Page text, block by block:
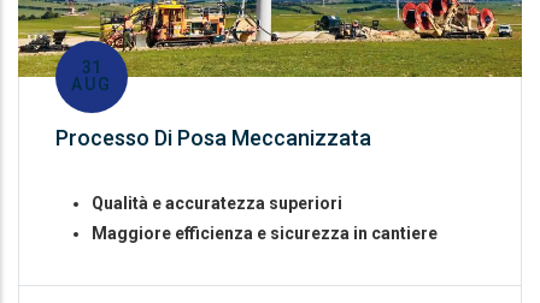
31
AUG
Processo Di Posa Meccanizzata
Qualità e accuratezza superiori
Maggiore efficienza e sicurezza in cantiere